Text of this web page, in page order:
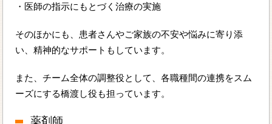
・医師の指示にもとづく治療の実施
そのほかにも、患者さんやご家族の不安や悩みに寄り添
い、精神的なサポートもしています。
また、チーム全体の調整役として、各職種間の連携をスム
ーズにする橋渡し役も担っています。
薬剤師